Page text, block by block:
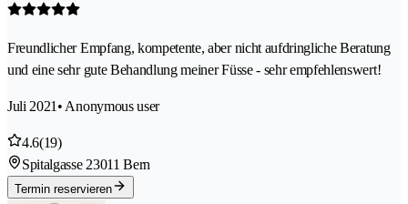
Freundlicher Empfang, kompetente, aber nicht aufdringliche Beratung
und eine sehr gute Behandlung meiner Füsse - sehr empfehlenswert!
Juli 2021 • Anonymous user
4.6(19)
Spitalgasse 23011 Bern
Termin reservieren